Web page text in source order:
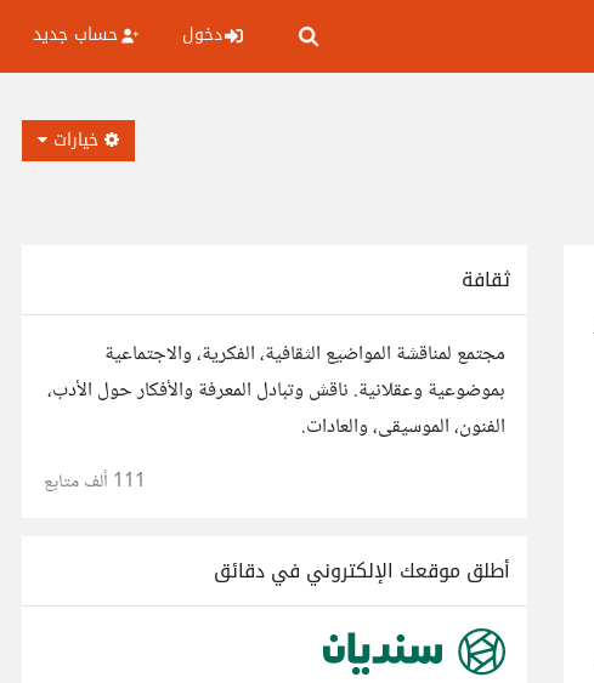
دخول حساب جديد
خيارات
ثقافة
مجتمع لمناقشة المواضيع الثقافية، الفكرية، والاجتماعية
بموضوعية وعقلانية. ناقش وتبادل المعرفة والأفكار حول الأدب،
الفنون، الموسيقى، والعادات.
111 ألف متابع
أطلق موقعك الإلكتروني في دقائق